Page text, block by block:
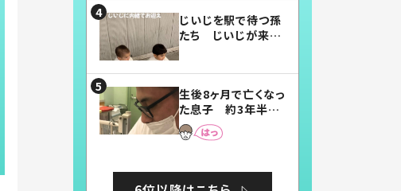
じいじを駅で待つ孫
たち じいじが来た
まらない」「幸せにな
れる」
生後8ヶ月で亡くなっ
た息子 約3年半
後、当時の妻の日記
に書いてあった本音